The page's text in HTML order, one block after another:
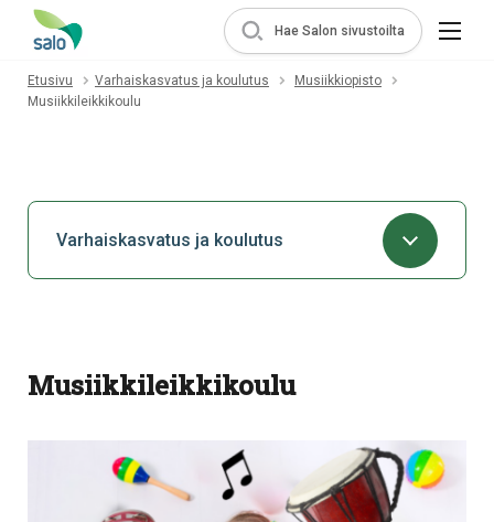
Hae Salon sivustoilta
Etusivu Varhaiskasvatus ja koulutus
Musiikkiopisto
Musiikkileikkikoulu
Varhaiskasvatus ja koulutus
Musiikkileikkikoulu